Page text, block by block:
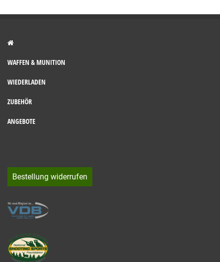
WAFFEN & MUNITION
WIEDERLADEN
ZUBEHÖR
ANGEBOTE
Bestellung widerrufen